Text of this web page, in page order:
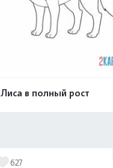
Лиса в полный рост
627